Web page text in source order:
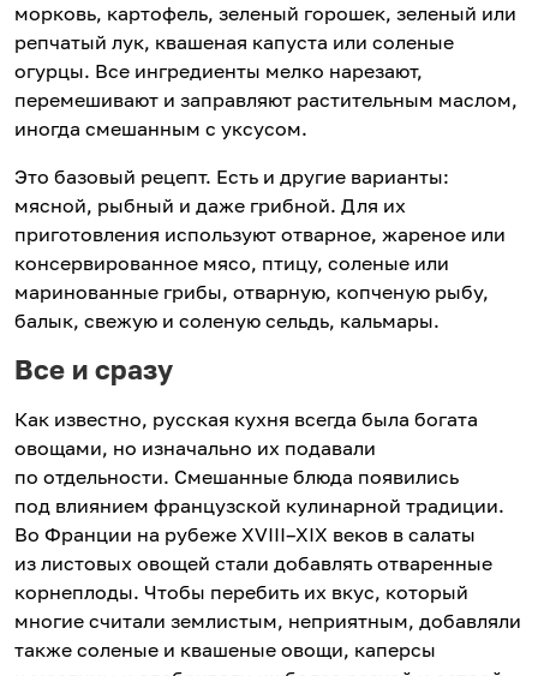
морковь, картофель, зеленый горошек, зеленый или
репчатый лук, квашеная капуста или соленые
огурцы. Все ингредиенты мелко нарезают,
перемешивают и заправляют растительным маслом,
иногда смешанным с уксусом.
Это базовый рецепт. Есть и другие варианты:
мясной, рыбный и даже грибной. Для их
приготовления используют отварное, жареное или
консервированное мясо, птицу, соленые или
маринованные грибы, отварную, копченую рыбу,
балык, свежую и соленую сельдь, кальмары.
Все и сразу
Как известно, русская кухня всегда была богата
овощами, но изначально их подавали
по отдельности. Смешанные блюда появились
под влиянием французской кулинарной традиции.
Во Франции на рубеже XVIII–XIX веков в салаты
из листовых овощей стали добавлять отваренные
корнеплоды. Чтобы перебить их вкус, который
многие считали землистым, неприятным, добавляли
также соленые и квашеные овощи, каперсы